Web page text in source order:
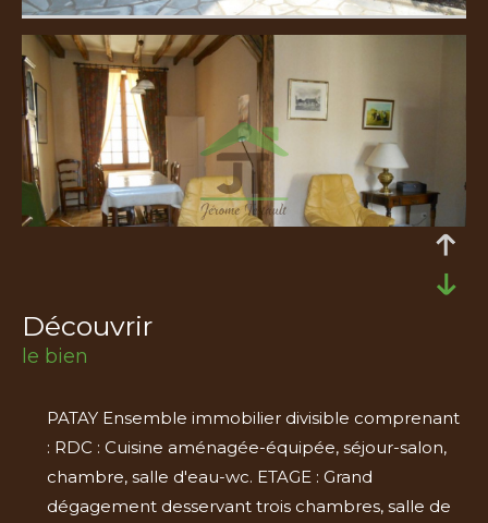
découvrir
le bien
PATAY Ensemble immobilier divisible comprenant
: RDC : Cuisine aménagée-équipée, séjour-salon,
chambre, salle d'eau-wc. ETAGE : Grand
dégagement desservant trois chambres, salle de